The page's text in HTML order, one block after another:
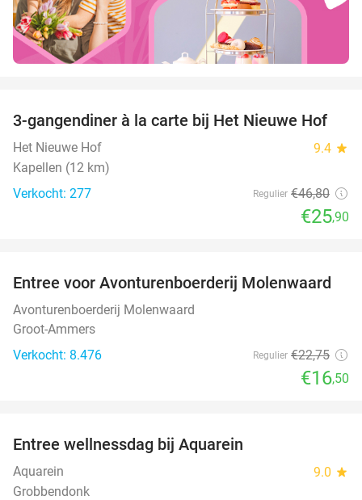
45%
3-gangendiner à la carte bij Het Nieuwe Hof
Het Nieuwe Hof 9.4 star
Kapellen (12 km)
Verkocht: 277
Regulier €46,80
€25,90
27%
Entree voor Avonturenboerderij Molenwaard
Avonturenboerderij Molenwaard
Groot-Ammers
Verkocht: 8.476
Regulier €22,75
€16,50
Entree wellnessdag bij Aquarein
Aquarein 9.0 star
Grobbendonk